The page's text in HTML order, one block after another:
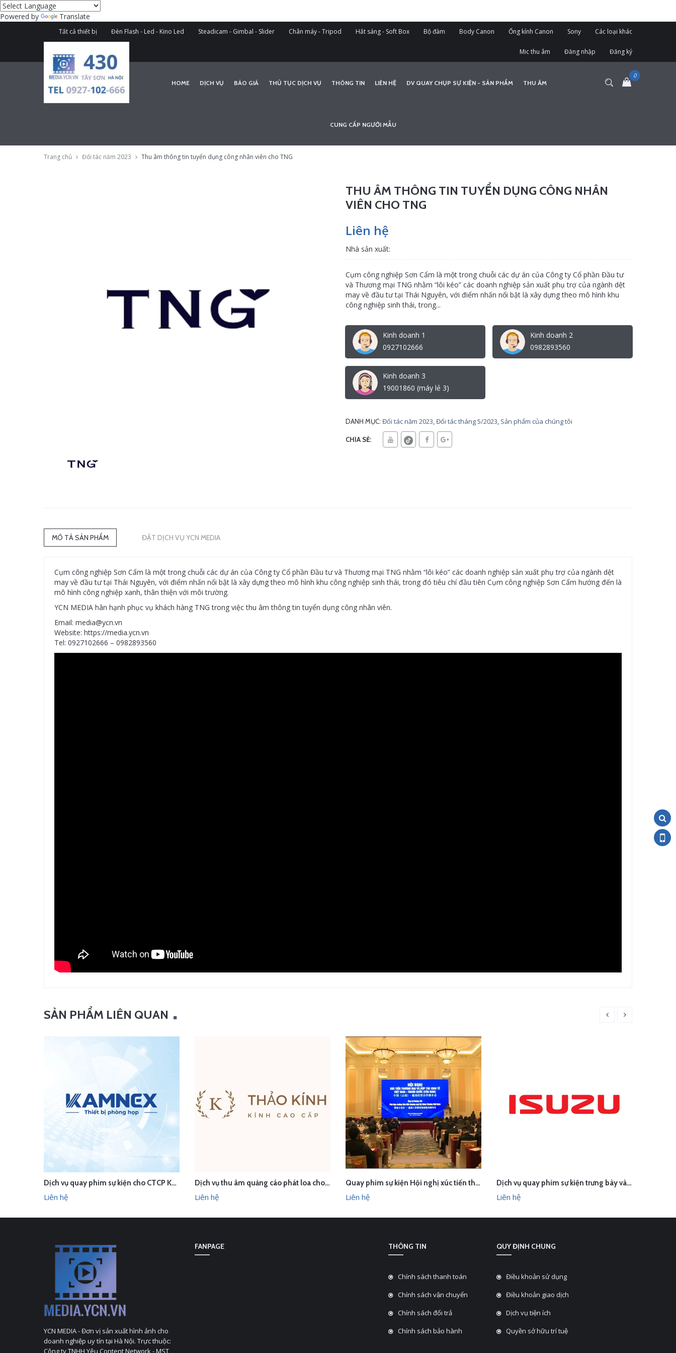
Powered by Translate
Tất cả thiết bị Đèn Flash - Led - Kino Led Steadicam - Gimbal - Slider Chân máy - Tripod Hắt sáng - Soft Box Bộ đàm Body Canon Ống kính Canon Sony Các loại khác
Mic thu âm Đăng nhập Đăng ký
HOME DỊCH VỤ BÁO GIÁ THỦ TỤC DỊCH VỤ THÔNG TIN LIÊN HỆ DV QUAY CHỤP SỰ KIỆN - SẢN PHẨM THU ÂM
CUNG CẤP NGƯỜI MẪU
Trang chủ Đối tác năm 2023 Thu âm thông tin tuyển dụng công nhân viên cho TNG
THU ÂM THÔNG TIN TUYỂN DỤNG CÔNG NHÂN
VIÊN CHO TNG
Liên hệ
Nhà sản xuất:
Cụm công nghiệp Sơn Cẩm là một trong chuỗi các dự án của Công ty Cổ phần Đầu tư
và Thương mại TNG nhằm “lôi kéo” các doanh nghiệp sản xuất phụ trợ của ngành dệt
may về đầu tư tại Thái Nguyên, với điểm nhấn nổi bật là xây dựng theo mô hình khu
công nghiệp sinh thái, trong...
Kinh doanh 1
0927102666
Kinh doanh 2
0982893560
Kinh doanh 3
19001860 (máy lẻ 3)
DANH MỤC: Đối tác năm 2023,Đối tác tháng 5/2023, Sản phẩm của chúng tôi
CHIA SẺ:
MÔ TẢ SẢN PHẨM ĐẶT DỊCH VỤ YCN MEDIA
Cụm công nghiệp Sơn Cẩm là một trong chuỗi các dự án của Công ty Cổ phần Đầu tư và Thương mại TNG nhằm “lôi kéo” các doanh nghiệp sản xuất phụ trợ của ngành dệt
may về đầu tư tại Thái Nguyên, với điểm nhấn nổi bật là xây dựng theo mô hình khu công nghiệp sinh thái, trong đó tiêu chí đầu tiên Cụm công nghiệp Sơn Cẩm hướng đến là
mô hình công nghiệp xanh, thân thiện với môi trường.
YCN MEDIA hân hạnh phục vụ khách hàng TNG trong việc thu âm thông tin tuyển dụng công nhân viên.
Email: media@ycn.vn
Website: https://media.ycn.vn
Tel: 0927102666 – 0982893560
SẢN PHẨM LIÊN QUAN
LIÊN HỆ XEM NHANH
Dịch vụ quay phim sự kiện cho CTCP Kamnex
Liên hệ
LIÊN HỆ XEM NHANH
Dịch vụ thu âm quảng cáo phát loa cho Thảo Kính Store
Liên hệ
LIÊN HỆ XEM NHANH
Quay phim sự kiện Hội nghị xúc tiến thương mại và hợp tác kinh tế Việt Nam - Trung Quốc
Liên hệ
LIÊN HỆ XEM NHANH
Dịch vụ quay phim sự kiện trưng bày và lái thử xe Isuzu
Liên hệ
YCN MEDIA - Đơn vị sản xuất hình ảnh cho
doanh nghiệp uy tín tại Hà Nội. Trực thuộc:
Công ty TNHH Yêu Content Network - MST
FANPAGE THÔNG TIN
Chính sách thanh toán
Chính sách vận chuyển
Chính sách đổi trả
Chính sách bảo hành
QUY ĐỊNH CHUNG
Điều khoản sử dụng
Điều khoản giao dịch
Dịch vụ tiện ích
Quyền sở hữu trí tuệ